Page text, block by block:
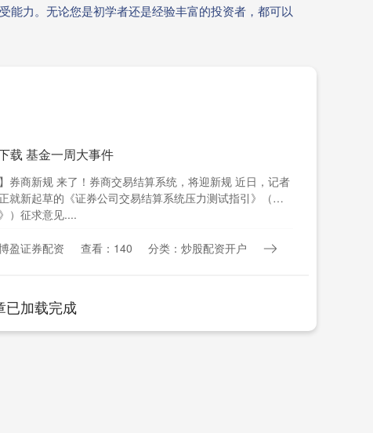
能力。无论您是初学者还是经验丰富的投资者，都可以
载 基金一周大事件
商新规 来了！券商交易结算系统，将迎新规 近日，记者
就新起草的《证券公司交易结算系统压力测试指引》（下
）征求意见....
盈证券配资 查看：140 分类：炒股配资开户
已加载完成